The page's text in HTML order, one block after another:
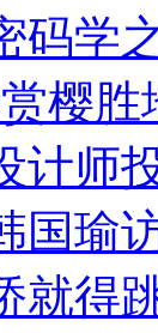
码学
樱
计师
国瑜
就得